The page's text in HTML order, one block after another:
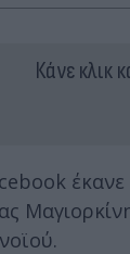
Κάνε κλικ